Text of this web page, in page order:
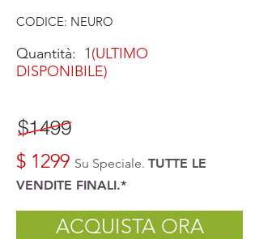
CODICE: NEURO
Quantità: 1(ULTIMO
DISPONIBILE)
$ 1299 Su Speciale. TUTTE LE
VENDITE FINALI.*
ACQUISTA ORA